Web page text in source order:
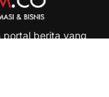
portal berita yang